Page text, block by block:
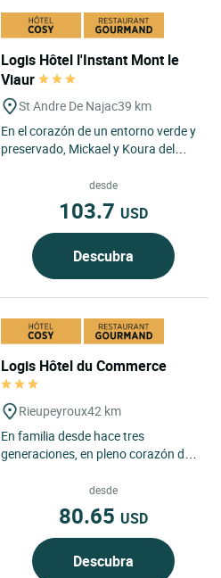
Logis Hôtel l'Instant Mont le
Viaur
St Andre De Najac39 km
En el corazón de un entorno verde y
preservado, Mickael y Koura del
desde
103.7 USD
Descubra
Logis Hôtel du Commerce
Rieupeyroux42 km
En familia desde hace tres
generaciones, en pleno corazón de
acogida delicada y atenta....
desde
80.65 USD
Descubra